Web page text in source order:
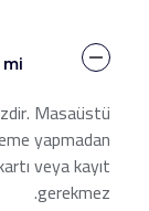
Masaüstü
yapmadan
veya kayıt
gerekmez.